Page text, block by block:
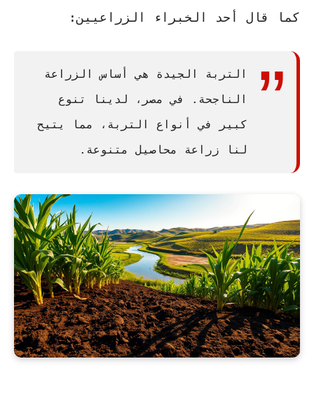
كما قال أحد الخبراء الزراعيين:
التربة الجيدة هي أساس الزراعة
الناجحة. في مصر، لدينا تنوع
كبير في أنواع التربة، مما يتيح
لنا زراعة محاصيل متنوعة.